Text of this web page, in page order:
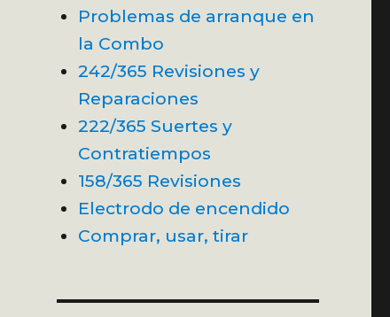
Problemas de arranque en
la Combo
242/365 Revisiones y
Reparaciones
222/365 Suertes y
Contratiempos
158/365 Revisiones
Electrodo de encendido
Comprar, usar, tirar